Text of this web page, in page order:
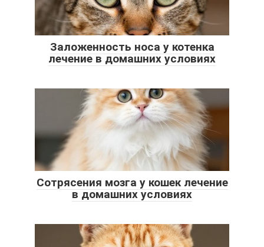
Заложенность носа у котенка
лечение в домашних условиях
Сотрясения мозга у кошек лечение
в домашних условиях